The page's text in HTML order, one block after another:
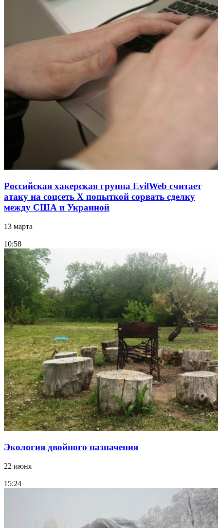
Российская хакерская группа EvilWeb считает
атаку на соцсеть Х попыткой сорвать сделку
между США и Украиной
13 марта
10:58
Экология двойного назначения
22 июня
15:24